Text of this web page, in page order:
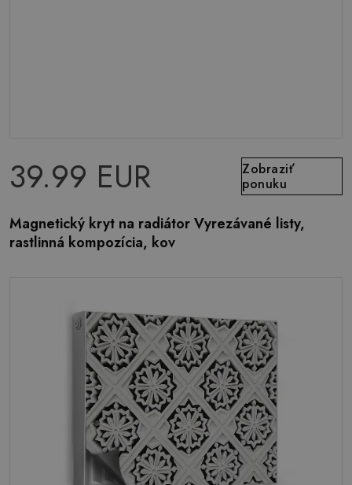
39.99 EUR
Zobraziť
ponuku
Magnetický kryt na radiátor Vyrezávané listy,
rastlinná kompozícia, kov